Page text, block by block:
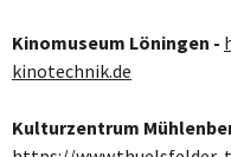
Kinomuseum Löningen -
kinotechnik.de
Kulturzentrum